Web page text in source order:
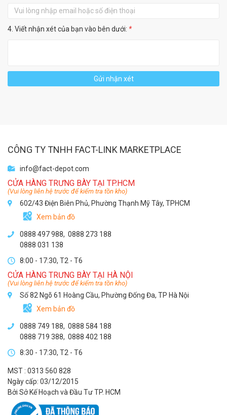
4. Viết nhận xét của bạn vào bên dưới: *
Gửi nhận xét
CÔNG TY TNHH FACT-LINK MARKETPLACE
info@fact-depot.com
CỬA HÀNG TRƯNG BÀY TẠI TP.HCM
(Vui lòng liên hệ trước để kiểm tra tồn kho)
602/43 Điện Biên Phủ, Phường Thạnh Mỹ Tây, TPHCM
Xem bản đồ
0888 497 988, 0888 273 188
0888 031 138
8:00 - 17:30, T2 - T6
CỬA HÀNG TRƯNG BÀY TẠI HÀ NỘI
(Vui lòng liên hệ trước để kiểm tra tồn kho)
Số 82 Ngõ 61 Hoàng Cầu, Phường Đống Đa, TP Hà Nội
Xem bản đồ
0888 749 188, 0888 584 188
0888 719 388, 0888 402 188
8:30 - 17:30, T2 - T6
MST : 0313 560 828
Ngày cấp: 03/12/2015
Bởi Sở Kế Hoạch và Đầu Tư TP. HCM